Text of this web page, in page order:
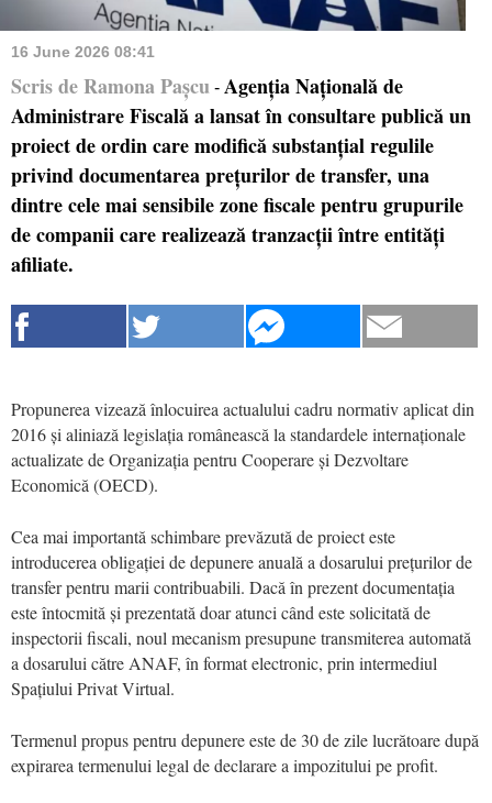
16 June 2026 08:41
Scris de Ramona Pașcu - Agenția Națională de
Administrare Fiscală a lansat în consultare publică un
proiect de ordin care modifică substanțial regulile
privind documentarea prețurilor de transfer, una
dintre cele mai sensibile zone fiscale pentru grupurile
de companii care realizează tranzacții între entități
afiliate.
Propunerea vizează înlocuirea actualului cadru normativ aplicat din
2016 și aliniază legislația românească la standardele internaționale
actualizate de Organizația pentru Cooperare și Dezvoltare
Economică (OECD).
Cea mai importantă schimbare prevăzută de proiect este
introducerea obligației de depunere anuală a dosarului prețurilor de
transfer pentru marii contribuabili. Dacă în prezent documentația
este întocmită și prezentată doar atunci când este solicitată de
inspectorii fiscali, noul mecanism presupune transmiterea automată
a dosarului către ANAF, în format electronic, prin intermediul
Spațiului Privat Virtual.
Termenul propus pentru depunere este de 30 de zile lucrătoare după
expirarea termenului legal de declarare a impozitului pe profit.